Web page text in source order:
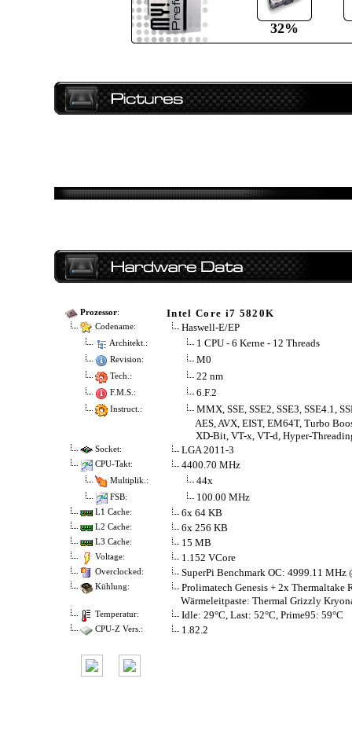
32%
Prozessor: Intel Core i7 5820K
Codename: Haswell-E/EP
Architekt.: 1 CPU - 6 Kerne - 12 Threads
Revision: M0
Tech.: 22 nm
F.M.S.: 6.F.2
Instruct.:
MMX, SSE, SSE2, SSE3, SSE4.1,
AES, AVX, EIST, EM64T, Turbo
XD-Bit, VT-x, VT-d, Hyper-
Socket: LGA 2011-3
CPU-Takt: 4400.70 MHz
Multiplik.: 44x
FSB: 100.00 MHz
L1 Cache: 6x 64 KB
L2 Cache: 6x 256 KB
L3 Cache: 15 MB
Voltage: 1.152 VCore
Overclocked: SuperPi Benchmark OC: 4999.11 MHz
Kühlung:
Prolimatech Genesis + 2x Thermaltake
Wärmeleitpaste: Thermal Grizzly
Temperatur: Idle: 29°C, Last: 52°C, Prime95: 59°C
CPU-Z Vers.: 1.82.2